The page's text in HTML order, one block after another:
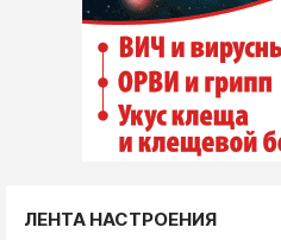
ЛЕНТА НАСТРОЕНИЯ